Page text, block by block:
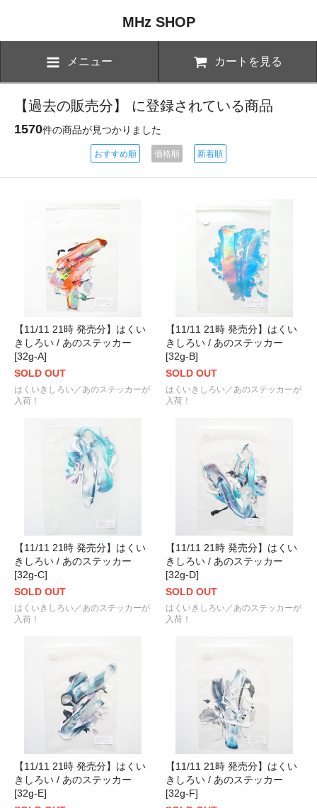
MHz SHOP
メニュー カートを見る
【過去の販売分】 に登録されている商品
1570件の商品が見つかりました
おすすめ順 価格順 新着順
【11/11 21時 発売分】はくい
きしろい / あのステッカー
[32g-A]
SOLD OUT
はくいきしろい／あのステッカーが
入荷！
【11/11 21時 発売分】はくい
きしろい / あのステッカー
[32g-B]
SOLD OUT
はくいきしろい／あのステッカーが
入荷！
【11/11 21時 発売分】はくい
きしろい / あのステッカー
[32g-C]
SOLD OUT
はくいきしろい／あのステッカーが
入荷！
【11/11 21時 発売分】はくい
きしろい / あのステッカー
[32g-D]
SOLD OUT
はくいきしろい／あのステッカーが
入荷！
【11/11 21時 発売分】はくい
きしろい / あのステッカー
[32g-E]
【11/11 21時 発売分】はくい
きしろい / あのステッカー
[32g-F]